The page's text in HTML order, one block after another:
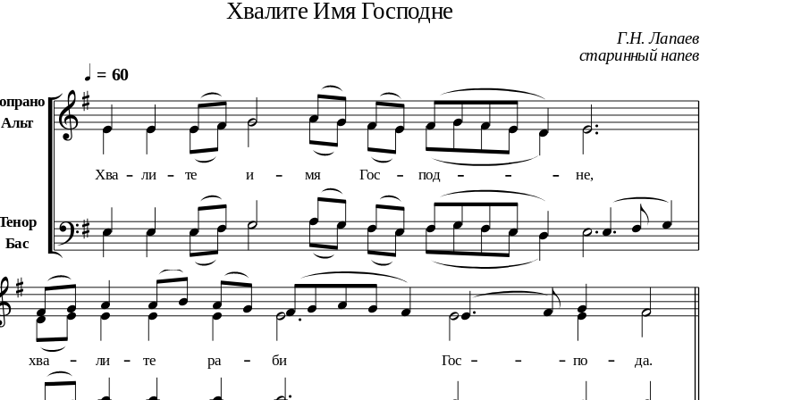
Хвалите Имя Господне
Г.Н. Лапаев
старинный напев
 = 60
Хва ли те и мя Гос под не,
Альт
Бас

              

                 

хва ли те ра би Гос по да.
                
        